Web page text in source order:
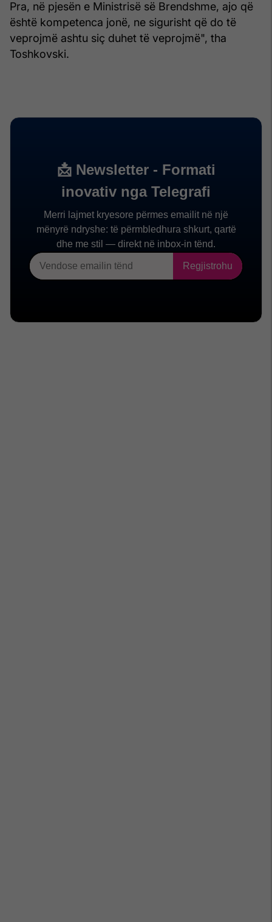
Pra, në pjesën e Ministrisë së Brendshme, ajo që
është kompetenca jonë, ne sigurisht që do të
veprojmë ashtu siç duhet të veprojmë", tha
Toshkovski.